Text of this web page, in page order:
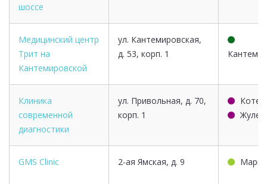
шоссе
Медицинский центр
Трит на
Кантемировской
ул. Кантемировская,
д. 53, корп. 1
Клиника
современной
диагностики
ул. Привольная, д. 70,
корп. 1
GMS Clinic 2-ая Ямская, д. 9